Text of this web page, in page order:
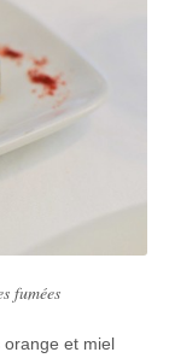
fumées
et miel